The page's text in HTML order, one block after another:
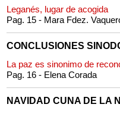
Leganés, lugar de acogida
Pag. 15 - Mara Fdez.
CONCLUSIONES
La paz es sinonimo de
Pag. 16 - Elena Corada
NAVIDAD CUNA DE LA